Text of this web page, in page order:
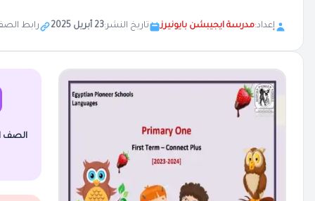
إعداد:مدرسة ايجيبشن بايونيرز تاريخ النشر:23 أبريل 2025 رابط
الصف